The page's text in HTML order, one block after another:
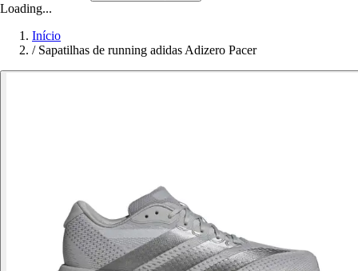
Loading...
Início
/ Sapatilhas de running adidas Adizero Pacer